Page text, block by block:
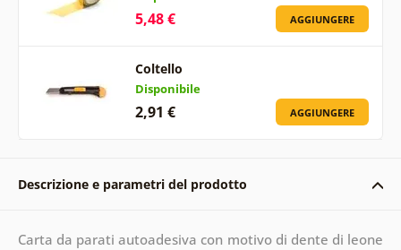
5,48 € AGGIUNGERE
Coltello
Disponibile
2,91 € AGGIUNGERE
Descrizione e parametri del prodotto
Carta da parati autoadesiva con motivo di dente di leone